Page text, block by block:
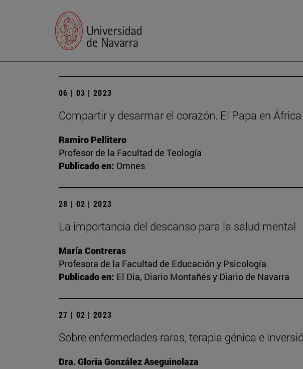
06 | 03 | 2023
Compartir y desarmar el corazón. El Papa en África
Ramiro Pellitero
Profesor de la Facultad de Teología
Publicado en: Omnes
28 | 02 | 2023
La importancia del descanso para la salud mental
María Contreras
Profesora de la Facultad de Educación y Psicología
Publicado en: El Dia, Diario Montañés y Diario de Navarra
27 | 02 | 2023
Sobre enfermedades raras, terapia génica e
Dra. Gloria González Aseguinolaza